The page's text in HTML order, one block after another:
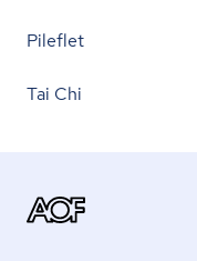
Pileflet
Tai Chi